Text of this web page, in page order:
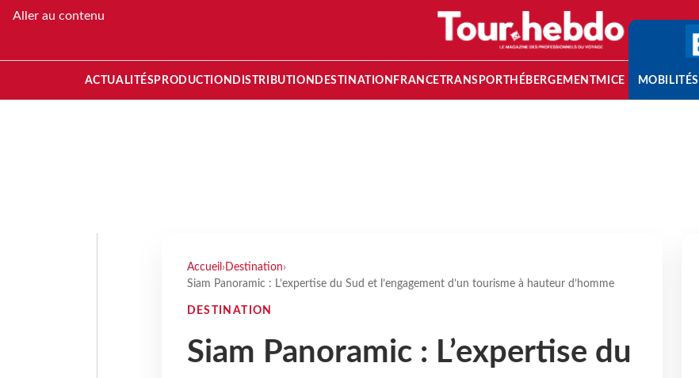
Aller au contenu
ACTUALITÉS PRODUCTION DISTRIBUTION DESTINATION FRANCETRANSPORT HÉBERGEMENTMICE MOBILITÉS
Accueil › Destination›
Siam Panoramic : L’expertise du Sud et l’engagement d’un tourisme à hauteur d’homme
DESTINATION
Siam Panoramic : L’expertise du